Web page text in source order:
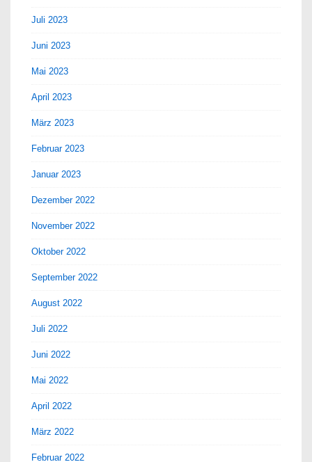
Juli 2023
Juni 2023
Mai 2023
April 2023
März 2023
Februar 2023
Januar 2023
Dezember 2022
November 2022
Oktober 2022
September 2022
August 2022
Juli 2022
Juni 2022
Mai 2022
April 2022
März 2022
Februar 2022